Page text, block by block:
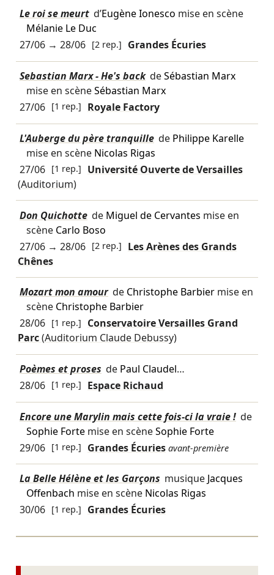
Le roi se meurt d’Eugène Ionesco mise en scène
Mélanie Le Duc
27/06→ 28/06 [2 rep.] Grandes Écuries
Sebastian Marx - He's back deSébastian Marx
mise en scèneSébastian Marx
27/06 [1 rep.] Royale Factory
L'Auberge du père tranquille de Philippe Karelle
mise en scène Nicolas Rigas
27/06 [1 rep.]
Université Ouverte de Versailles
(Auditorium)
Don Quichotte de Miguel de Cervantes mise en
scène Carlo Boso
27/06→ 28/06 [2 rep.]
Les Arènes des Grands
Chênes
Mozart mon amour de Christophe Barbiermise en
scène Christophe Barbier
28/06 [1 rep.]
Conservatoire Versailles Grand
Parc(Auditorium Claude Debussy)
Poèmes et proses de Paul Claudel…
28/06 [1 rep.] Espace Richaud
Encore une Marylin mais cette fois-ci la vraie ! de
Sophie Fortemise en scèneSophie Forte
29/06 [1 rep.] Grandes Écuries avant-première
La Belle Hélène et les Garçons musique Jacques
Offenbach mise en scène Nicolas Rigas
30/06 [1 rep.] Grandes Écuries